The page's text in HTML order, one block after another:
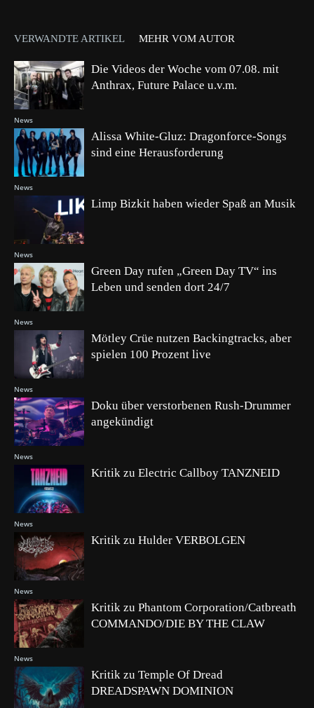
VERWANDTE ARTIKEL MEHR VOM AUTOR
News
Die Videos der Woche vom 07.08. mit
Anthrax, Future Palace u.v.m.
News
Alissa White-Gluz: Dragonforce-Songs
sind eine Herausforderung
News
Limp Bizkit haben wieder Spaß an Musik
News
Green Day rufen „Green Day TV“ ins
Leben und senden dort 24/7
News
Mötley Crüe nutzen Backingtracks, aber
spielen 100 Prozent live
News
Doku über verstorbenen Rush-Drummer
angekündigt
News
Kritik zu Electric Callboy TANZNEID
News
Kritik zu Hulder VERBOLGEN
News
Kritik zu Phantom Corporation/Catbreath
COMMANDO/DIE BY THE CLAW
Kritik zu Temple Of Dread
DREADSPAWN DOMINION